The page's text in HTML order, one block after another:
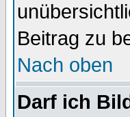
Beitrag zu
Nach oben
Darf ich